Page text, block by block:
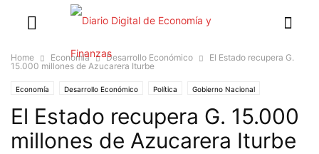
Home Economía Desarrollo Económico
El Estado recupera G.
15.000 millones de Azucarera Iturbe
Economía Desarrollo Económico Política Gobierno Nacional
Indicadores Económicos
El Estado recupera G. 15.000
millones de Azucarera Iturbe